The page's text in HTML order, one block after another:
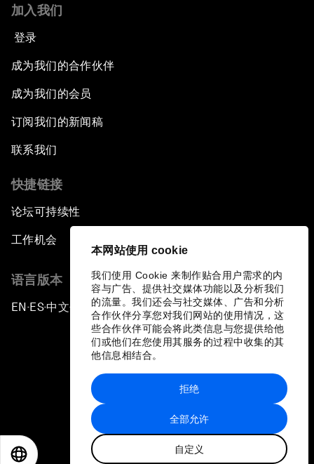
本网站使用 cookie
我们使用 Cookie 来制作贴合用户需求的内
容与广告、提供社交媒体功能以及分析我们
的流量。我们还会与社交媒体、广告和分析
合作伙伴分享您对我们网站的使用情况，这
些合作伙伴可能会将此类信息与您提供给他
们或他们在您使用其服务的过程中收集的其
他信息相结合。
全部允许
自定义
拒绝
加入我们
登录
成为我们的合作伙伴
成为我们的会员
订阅我们的新闻稿
联系我们
快捷链接
论坛可持续性
工作机会
语言版本
EN ▪ES▪中文▪ 日本語
站点地图
世界经济论坛